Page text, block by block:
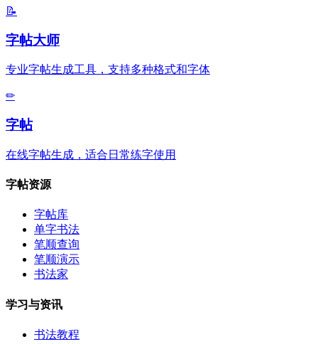
📝
字帖大师
专业字帖生成工具，支持多种格式和字体
✏
字帖
在线字帖生成，适合日常练字使用
字帖资源
字帖库
单字书法
笔顺查询
笔顺演示
书法家
学习与资讯
书法教程